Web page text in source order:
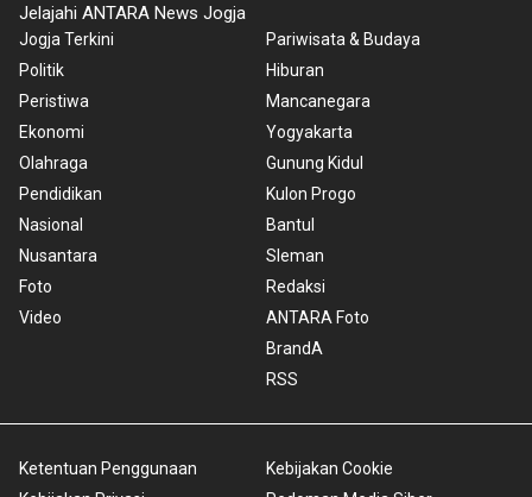
Jelajahi ANTARA News Jogja
Jogja Terkini
Politik
Peristiwa
Ekonomi
Olahraga
Pendidikan
Nasional
Nusantara
Foto
Video
Pariwisata & Budaya
Hiburan
Mancanegara
Yogyakarta
Gunung Kidul
Kulon Progo
Bantul
Sleman
Redaksi
ANTARA Foto
BrandA
RSS
Ketentuan Penggunaan
Kebijakan Cookie